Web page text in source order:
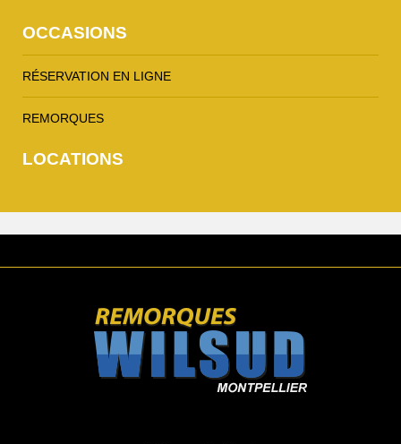
OCCASIONS
RÉSERVATION EN LIGNE
REMORQUES
LOCATIONS